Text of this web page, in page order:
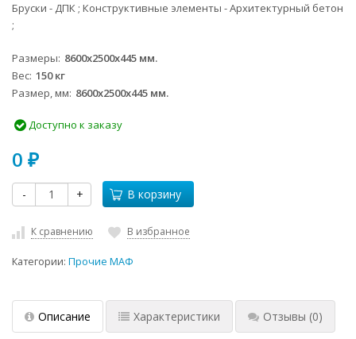
Бруски - ДПК ; Конструктивные элементы - Архитектурный бетон
;
Размеры 8600x2500x445 мм.
Вес 150 кг
Размер, мм 8600x2500x445 мм.
Доступно к заказу
0 ₽
- + В корзину
К сравнению В избранное
Категории: Прочие МАФ
Описание Характеристики Отзывы (0)